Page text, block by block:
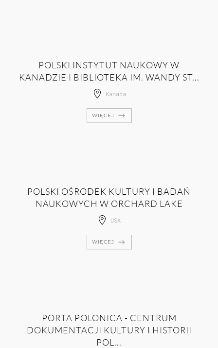
POLSKI INSTYTUT NAUKOWY W
KANADZIE I BIBLIOTEKA IM. WANDY ST...
Kanada
WIĘCEJ
POLSKI OŚRODEK KULTURY I BADAŃ
NAUKOWYCH W ORCHARD LAKE
USA
WIĘCEJ
PORTA POLONICA - CENTRUM
DOKUMENTACJI KULTURY I HISTORII
POL...